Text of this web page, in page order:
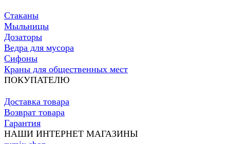
Стаканы
Мыльницы
Дозаторы
Ведра для мусора
Сифоны
Краны для общественных мест
ПОКУПАТЕЛЮ
Доставка товара
Возврат товара
Гарантия
НАШИ ИНТЕРНЕТ МАГАЗИНЫ